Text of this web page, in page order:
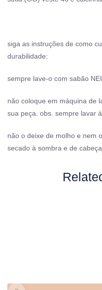
siga as instruções de como
durabilidade:
sempre lave-o com sabão
não coloque em máquina de
sua peça. obs. sempre lavar à
não o deixe de molho e nem
secado à sombra e de